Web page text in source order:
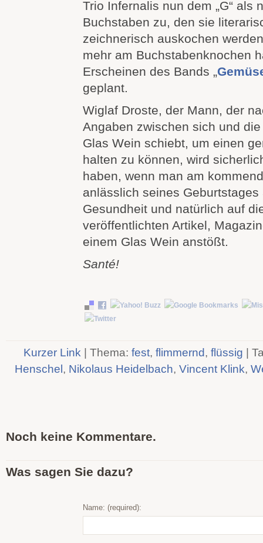
Trio Infernalis nun dem „G“ als
Buchstaben zu, den sie
zeichnerisch auskochen
mehr am Buchstabenknochen
Erscheinen des Bands „
geplant.
Wiglaf Droste, der Mann, der
Angaben zwischen sich und
Glas Wein schiebt, um einen
halten zu können, wird
haben, wenn man am
anlässlich seines Geburtstages
Gesundheit und natürlich auf
veröffentlichten Artikel,
einem Glas Wein anstößt.
Santé!
Kurzer Link | Thema: fest, flimmernd, flüssig |
Henschel, Nikolaus Heidelbach, Vincent Klink,
Noch keine Kommentare.
Was sagen Sie dazu?
Name: (required):